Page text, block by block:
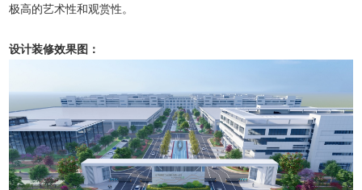
极高的艺术性和观赏性。
设计装修效果图：